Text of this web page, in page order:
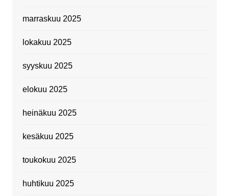
marraskuu 2025
lokakuu 2025
syyskuu 2025
elokuu 2025
heinäkuu 2025
kesäkuu 2025
toukokuu 2025
huhtikuu 2025